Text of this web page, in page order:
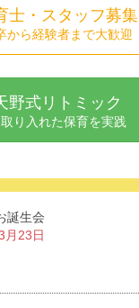
士・スタッフ募集
から経験者まで大歓迎
野式リトミック
り入れた保育を実践
誕生会
月23日